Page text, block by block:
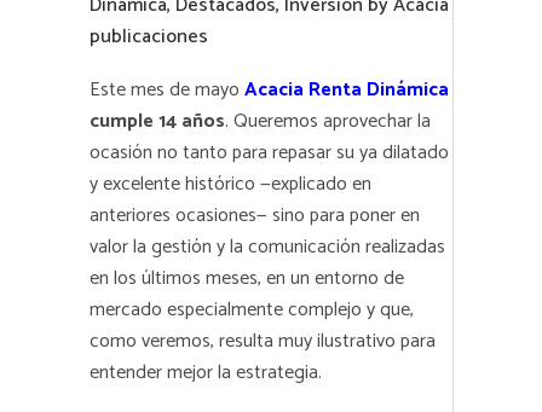
publicaciones
Este mes de mayoAcacia Renta Dinámica
cumple 14 años. Queremos aprovechar la
ocasión no tanto para repasar su ya dilatado
y excelente histórico —explicado en
anteriores ocasiones— sino para poner en
valor la gestión y la comunicación realizadas
en los últimos meses, en un entorno de
mercado especialmente complejo y que,
como veremos, resulta muy ilustrativo para
entender mejor la estrategia.